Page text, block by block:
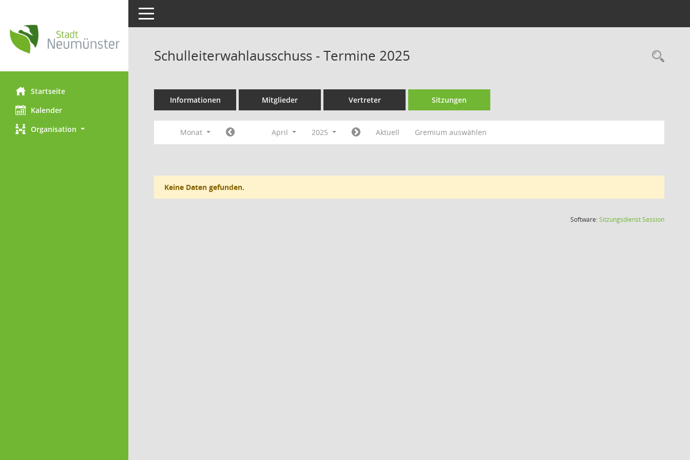
Startseite
Kalender
Organisation
Toggle navigation
Schulleiterwahlausschuss - Termine 2025
Informationen Mitglieder Vertreter Sitzungen
Monat April 2025 Aktuell Gremium auswählen
Keine Daten gefunden.
Software:SitzungsdienstSession(Wird in